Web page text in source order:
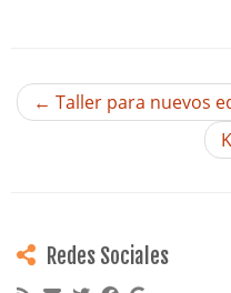
← Taller para nuevos
Redes Sociales